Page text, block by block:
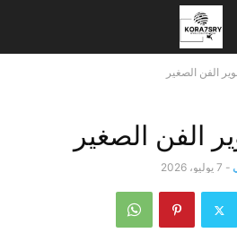
الفن الصغير
الفن الصغير
- 7 يوليو، 2026